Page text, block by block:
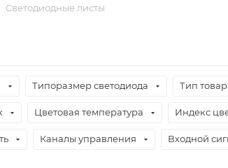
Светодиодные листы
Типоразмер светодиода Тип
Цветовая температура Индекс
Каналы управления Входной